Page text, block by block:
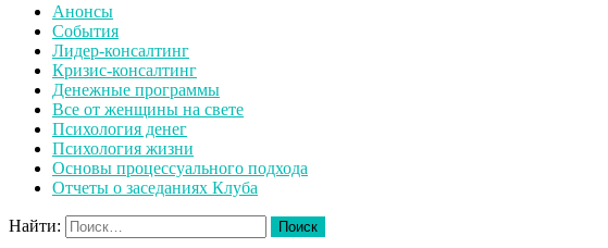
Анонсы
События
Лидер-консалтинг
Кризис-консалтинг
Денежные программы
Все от женщины на свете
Психология денег
Психология жизни
Основы процессуального подхода
Отчеты о заседаниях Клуба
Найти: